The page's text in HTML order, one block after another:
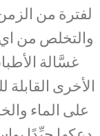
لفترة من
والتخلص من
غسَّالة
الأخرى
على الماء